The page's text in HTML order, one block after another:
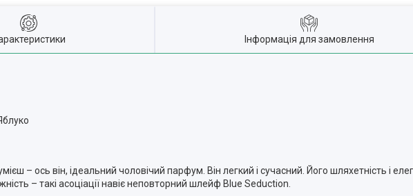
Інформація для замовлення
– ось він, ідеальний чоловічий парфум. Він легкий і сучасний. Його шляхетність і
– такі асоціації навіє неповторний шлейф Blue Seduction.